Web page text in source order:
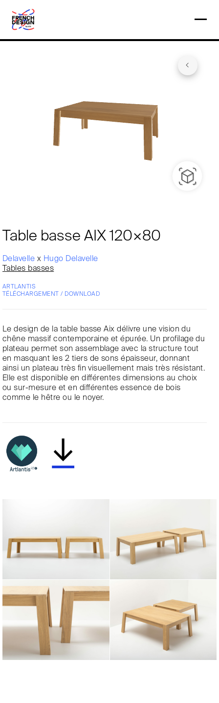
Table basse AIX 120×80
Delavelle x Hugo Delavelle
Tables basses
ARTLANTIS
TÉLÉCHARGEMENT / DOWNLOAD
Le design de la table basse Aix délivre une vision du
chêne massif contemporaine et épurée. Un profilage du
plateau permet son assemblage avec la structure tout
en masquant les 2 tiers de sons épaisseur, donnant
ainsi un plateau très fin visuellement mais très résistant.
Elle est disponible en différentes dimensions au choix
ou sur-mesure et en différentes essence de bois
comme le hêtre ou le noyer.